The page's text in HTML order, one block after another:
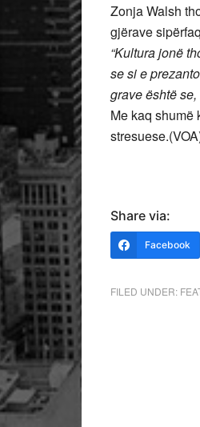
Zonja Walsh
gjërave
“Kultura jonë
se si e
grave është
Me kaq shumë
Share via:
Facebook
FILED UNDER: